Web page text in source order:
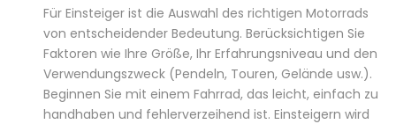
Für Einsteiger ist die Auswahl des richtigen Motorrads
von entscheidender Bedeutung. Berücksichtigen Sie
Faktoren wie Ihre Größe, Ihr Erfahrungsniveau und den
Verwendungszweck (Pendeln, Touren, Gelände usw.).
Beginnen Sie mit einem Fahrrad, das leicht, einfach zu
handhaben und fehlerverzeihend ist. Einsteigern wird